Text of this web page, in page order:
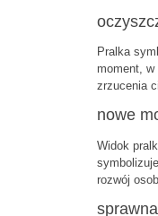
Pralka
moment,
zrzucenia
nowe
Widok
rozwój